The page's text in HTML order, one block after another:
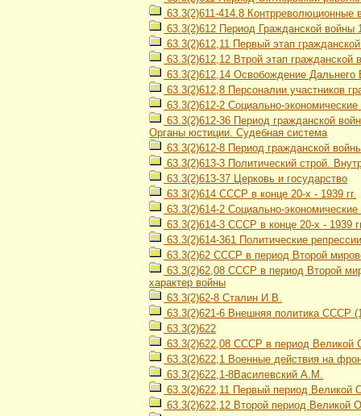
63.3(2)611-414.8 Контрреволюционные
63.3(2)612 Период Гражданской войны
63.3(2)612,11 Первый этап
63.3(2)612,12 Втрой этап гражданской
63.3(2)612,14 Освобождение Дальнего
63.3(2)612,8 Персоналии участников
63.3(2)612-2 Социально-
63.3(2)612-36 Период гражданской
Органы юстиции. Судебная система
63.3(2)612-8 Период гражданской
63.3(2)613-3 Политический строй.
63.3(2)613-37 Церковь и государство
63.3(2)614 СССР в конце 20-х - 1939 гг.
63.3(2)614-2 Социально-
63.3(2)614-3 СССР в конце 20-х - 1939
63.3(2)614-361 Политические
63.3(2)62 СССР в период Второй
63.3(2)62,08 СССР в период Второй
характер войны
63.3(2)62-8 Сталин И.В.
63.3(2)621-6 Внешняя политика СССР
63.3(2)622
63.3(2)622,08 СССР в период Великой
63.3(2)622,1 Военные действия на
63.3(2)622,1-8Василевский А.М.
63.3(2)622,11 Первый период Великой
63.3(2)622,12 Второй период Великой